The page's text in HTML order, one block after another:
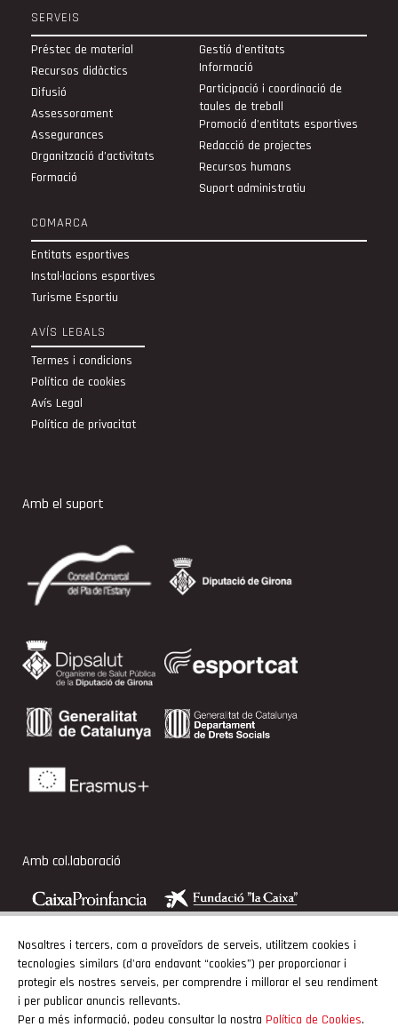
Nosaltres i tercers, com a proveïdors de serveis, utilitzem cookies i
tecnologies similars (d'ara endavant “cookies”) per proporcionar i
protegir els nostres serveis, per comprendre i millorar el seu rendiment
i per publicar anuncis rellevants.
Per a més informació, podeu consultar la nostra Política de Cookies.
SERVEIS
Préstec de material
Recursos didàctics
Difusió
Assessorament
Assegurances
Organització d’activitats
Formació
Gestió d'entitats
Informació
Participació i coordinació de
taules de treball
Promoció d'entitats esportives
Redacció de projectes
Recursos humans
Suport administratiu
COMARCA
Entitats esportives
Instal·lacions esportives
Turisme Esportiu
AVÍS LEGALS
Termes i condicions
Política de cookies
Avís Legal
Política de privacitat
Amb el suport
Amb col.laboració
Adherits